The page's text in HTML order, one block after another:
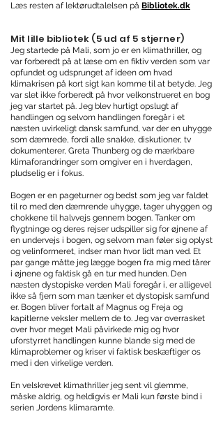
Læs resten af lektørudtalelsen på Bibliotek.dk
Mit lille bibliotek (5 ud af 5 stjerner)
Jeg startede på Mali, som jo er en klimathriller, og
var forberedt på at læse om en fiktiv verden som var
opfundet og udsprunget af ideen om hvad
klimakrisen på kort sigt kan komme til at betyde. Jeg
var slet ikke forberedt på hvor velkonstrueret en bog
jeg var startet på. Jeg blev hurtigt opslugt af
handlingen og selvom handlingen foregår i et
næsten uvirkeligt dansk samfund, var der en uhygge
som dæmrede, fordi alle snakke, diskutioner, tv
dokumenterer, Greta Thunberg og de mærkbare
klimaforandringer som omgiver en i hverdagen,
pludselig er i fokus.
Bogen er en pageturner og bedst som jeg var faldet
til ro med den dæmrende uhygge, tager uhyggen og
chokkene til halvvejs gennem bogen. Tanker om
flygtninge og deres rejser udspiller sig for øjnene af
en undervejs i bogen, og selvom man føler sig oplyst
og velinformeret, indser man hvor lidt man ved. Et
par gange måtte jeg lægge bogen fra mig med tårer
i øjnene og faktisk gå en tur med hunden. Den
næsten dystopiske verden Mali foregår i, er alligevel
ikke så fjern som man tænker et dystopisk samfund
er. Bogen bliver fortalt af Magnus og Freja og
kapitlerne veksler mellem de to. Jeg var overrasket
over hvor meget Mali påvirkede mig og hvor
uforstyrret handlingen kunne blande sig med de
klimaproblemer og kriser vi faktisk beskæftiger os
med i den virkelige verden.
En velskrevet klimathriller jeg sent vil glemme,
måske aldrig, og heldigvis er Mali kun første bind i
serien Jordens klimaramte.